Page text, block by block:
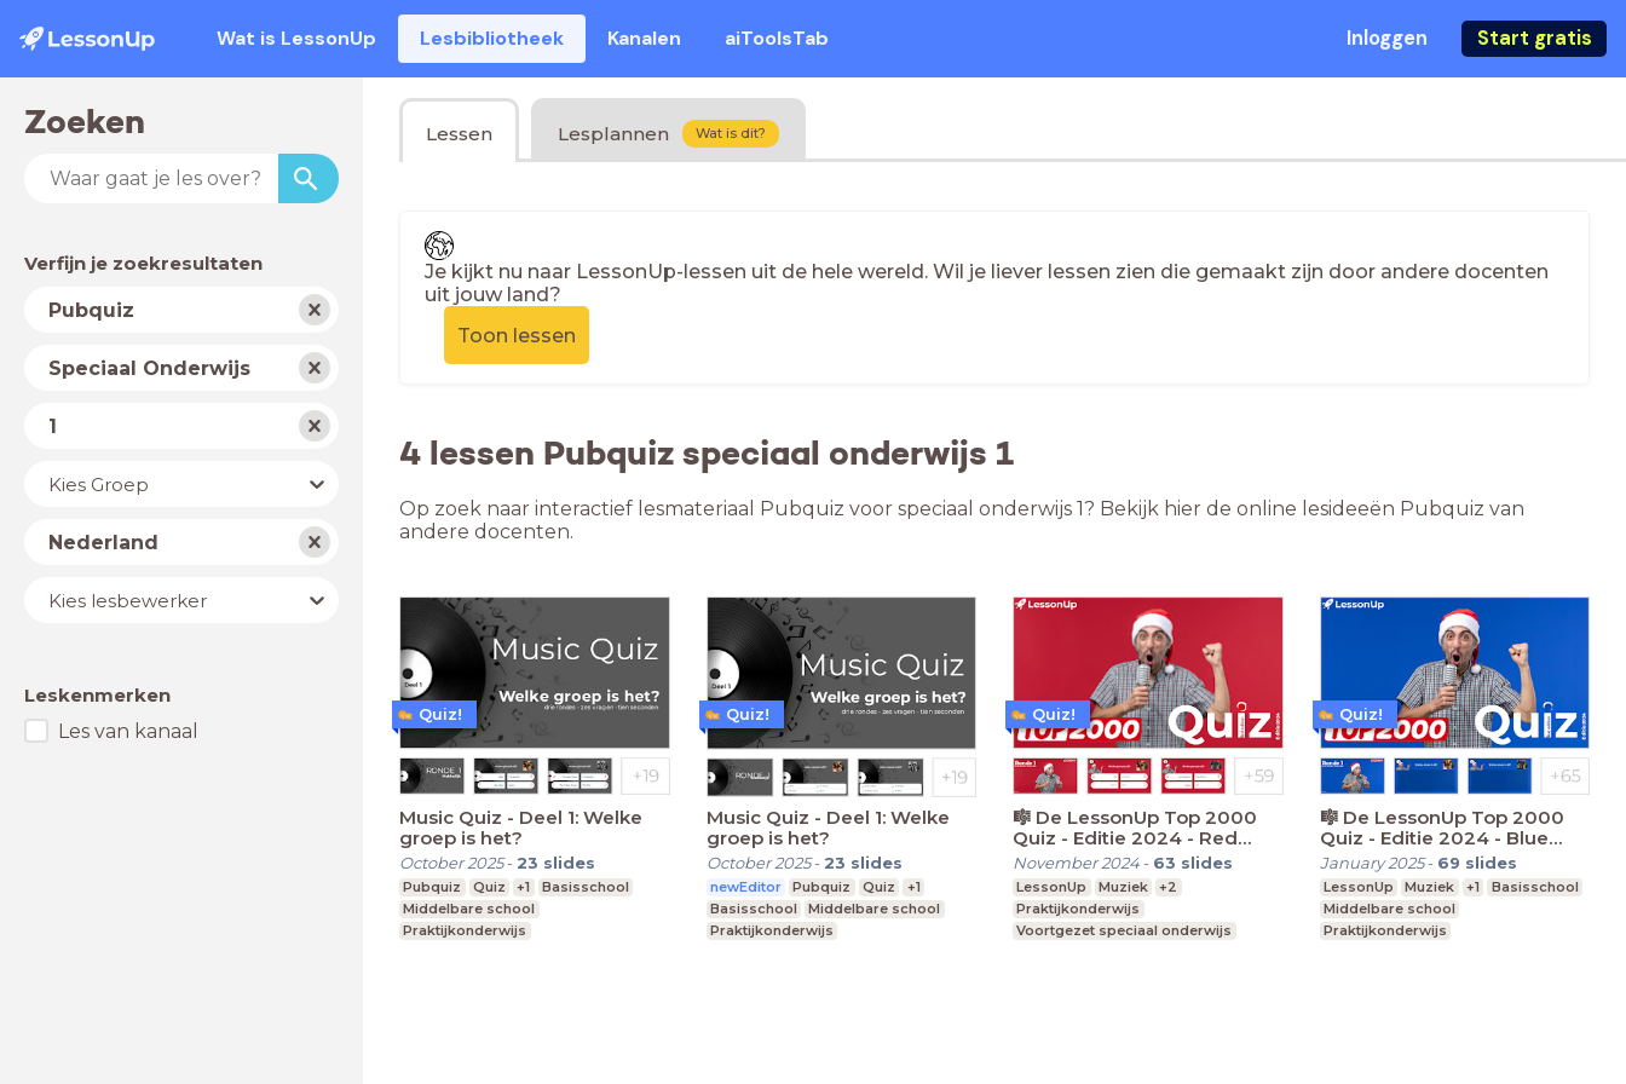
Wat is LessonUp Lesbibliotheek Kanalen aiToolsTab Inloggen Start gratis
Zoeken
Verfijn je zoekresultaten
VakPubquiz
Schooltype
Speciaal Onderwijs
Niveau
1
JaarKies Groep
LandNederland
Lesbewerker
Kies lesbewerker
Leskenmerken
Les van kanaal
Lessen Lesplannen Wat is dit?
Je kijkt nu naar LessonUp-lessen uit de hele wereld. Wil je liever lessen zien die gemaakt zijn door andere docenten
uit jouw land?
Toon lessen
4 lessen Pubquiz speciaal onderwijs 1
Op zoek naar interactief lesmateriaal Pubquiz voor speciaal onderwijs 1? Bekijk hier de online lesideeën Pubquiz van
andere docenten.
Music Quiz - Deel 1: Welke
groep is het?
October 2025- 23 slides
Pubquiz Quiz +1
Basisschool
Middelbare school
Praktijkonderwijs
Quiz!
Music Quiz - Deel 1: Welke
groep is het?
October 2025- 23 slides
newEditor Pubquiz Quiz
+1
Basisschool
Middelbare school
Praktijkonderwijs
Quiz!
🎼 De LessonUp Top 2000
Quiz - Editie 2024 - Red
Edition (gesloten vragen)🎤
November 2024- 63 slides
LessonUp Muziek
+2
Praktijkonderwijs
Voortgezet speciaal onderwijs
Quiz!
🎼 De LessonUp Top 2000
Quiz - Editie 2024 - Blue
Edition (open vragen) 🎤
January 2025- 69 slides
LessonUp Muziek +1
Basisschool
Middelbare school
Praktijkonderwijs
Quiz!